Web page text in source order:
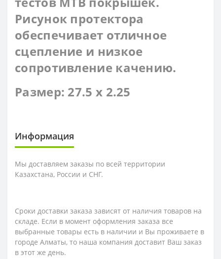
Рисунок протектора
обеспечивает отличное
сцепление и низкое
сопротивление качению.
Размер: 27.5 x 2.25
Информация
Мы доставляем заказы по всей территории
Казахстана, России и СНГ.
Сроки доставки заказа зависят от наличия товаров на
складе. Если в момент оформления заказа все
выбранные товары есть в наличии и Вы проживаете в
городе Алматы, то наша компания доставит Ваш заказ
в этот же день.